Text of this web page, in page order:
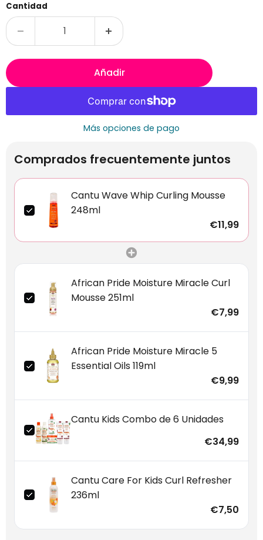
Cantidad
Añadir
Más opciones de pago
Comprados frecuentemente juntos
Cantu Wave Whip Curling Mousse
248ml
€11,99
African Pride Moisture Miracle Curl
Mousse 251ml
€7,99
African Pride Moisture Miracle 5
Essential Oils 119ml
€9,99
Cantu Kids Combo de 6 Unidades
€34,99
Cantu Care For Kids Curl Refresher
236ml
€7,50